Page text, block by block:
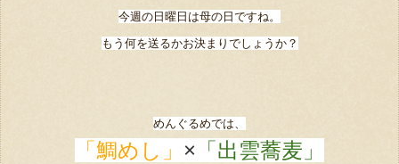
今週の日曜日は母の日ですね。
もう何を送るかお決まりでしょうか？
めんぐるめでは、
「鯛めし」 × 「出雲蕎麦」